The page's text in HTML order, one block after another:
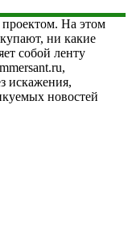
На этом
ни какие
собой ленту
искажения,
новостей